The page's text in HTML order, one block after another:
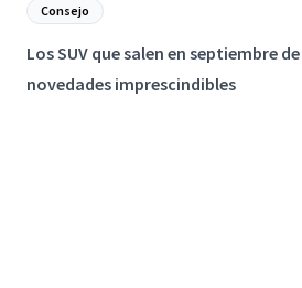
Consejo
Los SUV que salen en septiembre
novedades imprescindibles